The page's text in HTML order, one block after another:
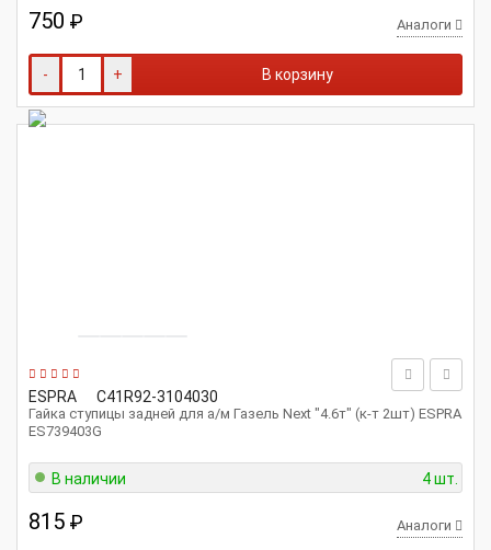
750 ₽ Аналоги
- + В корзину
ESPRA C41R92-3104030
Гайка ступицы задней для а/м Газель Next "4.6т" (к-т 2шт) ESPRA
ES739403G
В наличии 4 шт.
815 ₽ Аналоги